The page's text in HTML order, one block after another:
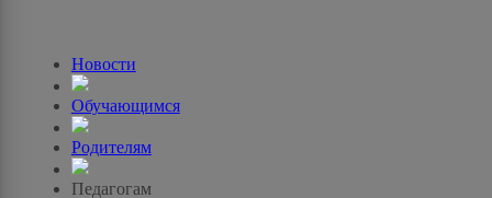
Новости
Обучающимся
Родителям
Педагогам